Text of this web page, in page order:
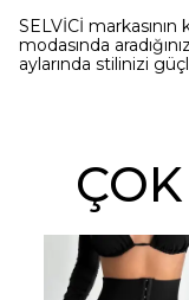
SELVİCİ
modasında
aylarında stilinizi